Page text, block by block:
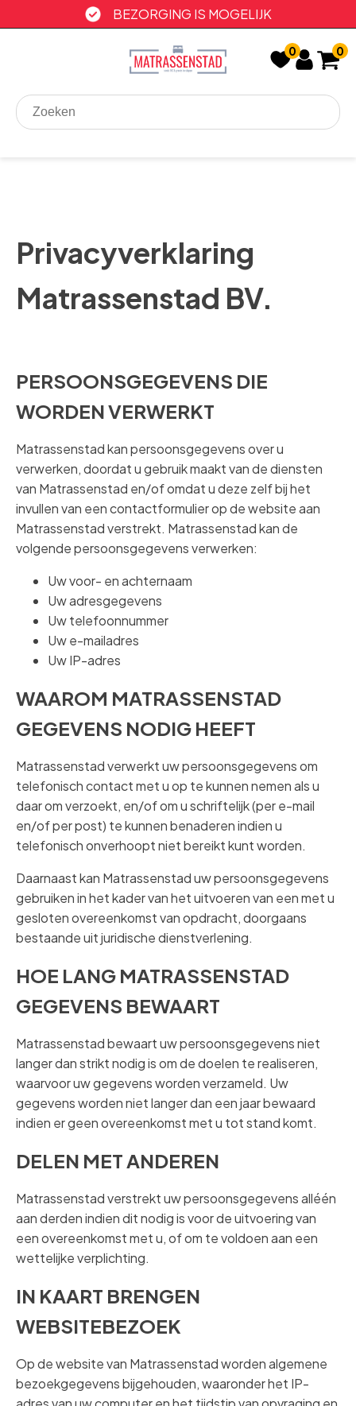
BEZORGING IS MOGELIJK
0 0
Privacyverklaring
Matrassenstad BV.
PERSOONSGEGEVENS DIE
WORDEN VERWERKT
Matrassenstad kan persoonsgegevens over u
verwerken, doordat u gebruik maakt van de diensten
van Matrassenstad en/of omdat u deze zelf bij het
invullen van een contactformulier op de website aan
Matrassenstad verstrekt. Matrassenstad kan de
volgende persoonsgegevens verwerken:
Uw voor- en achternaam
Uw adresgegevens
Uw telefoonnummer
Uw e-mailadres
Uw IP-adres
WAAROM MATRASSENSTAD
GEGEVENS NODIG HEEFT
Matrassenstad verwerkt uw persoonsgegevens om
telefonisch contact met u op te kunnen nemen als u
daar om verzoekt, en/of om u schriftelijk (per e-mail
en/of per post) te kunnen benaderen indien u
telefonisch onverhoopt niet bereikt kunt worden.
Daarnaast kan Matrassenstad uw persoonsgegevens
gebruiken in het kader van het uitvoeren van een met u
gesloten overeenkomst van opdracht, doorgaans
bestaande uit juridische dienstverlening.
HOE LANG MATRASSENSTAD
GEGEVENS BEWAART
Matrassenstad bewaart uw persoonsgegevens niet
langer dan strikt nodig is om de doelen te realiseren,
waarvoor uw gegevens worden verzameld. Uw
gegevens worden niet langer dan een jaar bewaard
indien er geen overeenkomst met u tot stand komt.
DELEN MET ANDEREN
Matrassenstad verstrekt uw persoonsgegevens alléén
aan derden indien dit nodig is voor de uitvoering van
een overeenkomst met u, of om te voldoen aan een
wettelijke verplichting.
IN KAART BRENGEN
WEBSITEBEZOEK
Op de website van Matrassenstad worden algemene
bezoekgegevens bijgehouden, waaronder het IP-